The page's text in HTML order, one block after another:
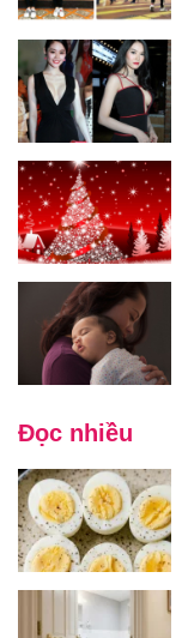
Đọc nhiều